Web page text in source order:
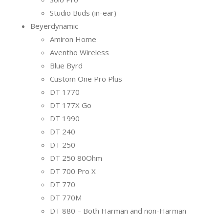
Studio Buds (in-ear)
Beyerdynamic
Amiron Home
Aventho Wireless
Blue Byrd
Custom One Pro Plus
DT 1770
DT 177X Go
DT 1990
DT 240
DT 250
DT 250 80Ohm
DT 700 Pro X
DT 770
DT 770M
DT 880 – Both Harman and non-Harman